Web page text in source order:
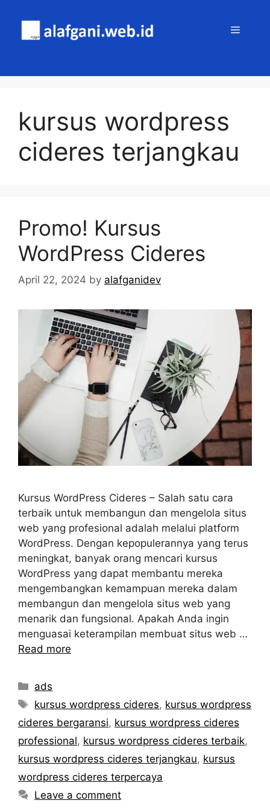
content
MENU
kursus wordpress
cideres terjangkau
Promo! Kursus
WordPress Cideres
April 22, 2024 by alafganidev
Kursus WordPress Cideres – Salah satu cara
terbaik untuk membangun dan mengelola situs
web yang profesional adalah melalui platform
WordPress. Dengan kepopulerannya yang terus
meningkat, banyak orang mencari kursus
WordPress yang dapat membantu mereka
mengembangkan kemampuan mereka dalam
membangun dan mengelola situs web yang
menarik dan fungsional. Apakah Anda ingin
menguasai keterampilan membuat situs web …
Read more
Categories
ads
Tags
kursus wordpress cideres, kursus wordpress
cideres bergaransi, kursus wordpress cideres
professional, kursus wordpress cideres terbaik,
kursus wordpress cideres terjangkau, kursus
wordpress cideres terpercaya
Leave a comment